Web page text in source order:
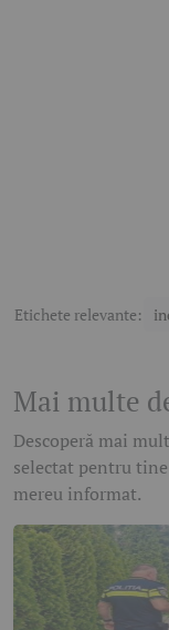
Etichete relevante:
Mai multe
Descoperă mai
selectat pentru
mereu informat.